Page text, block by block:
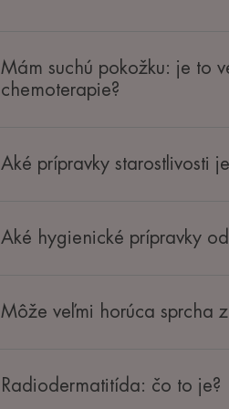
Mám suchú pokožku: je to
chemoterapie?
Aké prípravky starostlivosti
Aké hygienické prípravky
Môže veľmi horúca sprcha
Radiodermatitída: čo to je?